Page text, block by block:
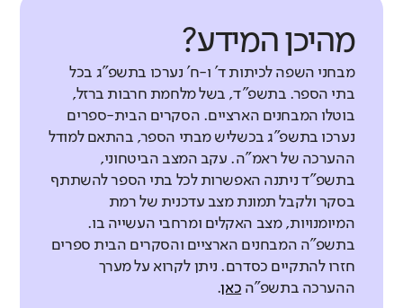
מהיכן המידע?
מבחני השפה לכיתות ד' ו-ח' נערכו בתשפ"ג בכל
בתי הספר. בתשפ"ד, בשל מלחמת חרבות ברזל,
בוטלו המבחנים הארציים. הסקרים הבית-ספרים
נערכו בתשפ"ג בכשליש מבתי הספר, בהתאם למודל
ההערכה של ראמ"ה. עקב המצב הביטחוני,
בתשפ"ד ניתנה האפשרות לכל בתי הספר להשתתף
בסקר ולקבל תמונת מצב עדכנית של רמת
המיומנויות, מצב האקלים ומרחבי העשייה בו.
בתשפ"ה המבחנים הארציים והסקרים הבית ספרים
חזרו להתקיים כסדרם. ניתן לקרוא על מערך
ההערכה בתשפ"ה כאן.